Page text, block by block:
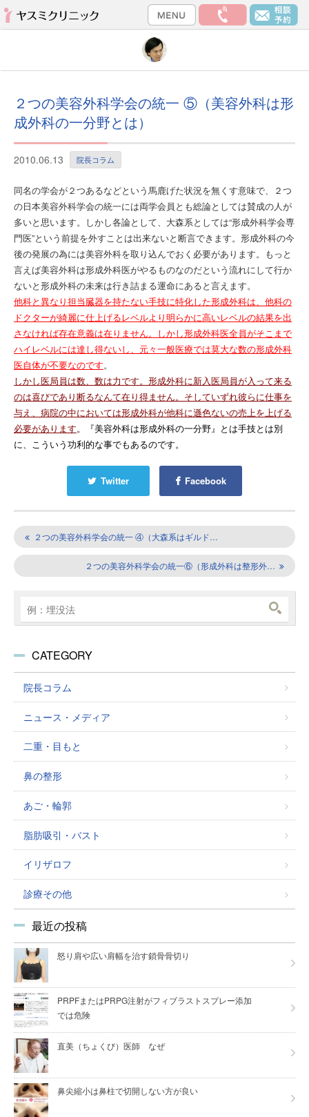
２つの美容外科学会の統一 ⑤（美容外科は形
成外科の一分野とは）
2010.06.13 院長コラム
同名の学会が２つあるなどという馬鹿げた状況を無くす意味で、２つ
の日本美容外科学会の統一には両学会員とも総論としては賛成の人が
多いと思います。しかし各論として、大森系としては“形成外科学会専
門医”という前提を外すことは出来ないと断言できます。形成外科の今
後の発展の為には美容外科を取り込んでおく必要があります。もっと
言えば美容外科は形成外科医がやるものなのだという流れにして行か
ないと形成外科の未来は行き詰まる運命にあると言えます。
他科と異なり担当臓器を持たない手技に特化した形成外科は、他科の
ドクターが綺麗に仕上げるレベルより明らかに高いレベルの結果を出
さなければ存在意義は在りません。しかし形成外科医全員がそこまで
ハイレベルには達し得ないし、元々一般医療では莫大な数の形成外科
医自体が不要なのです。
しかし医局員は数、数は力です。形成外科に新入医局員が入って来る
のは喜びであり断るなんて在り得ません。そしていずれ彼らに仕事を
与え、病院の中においては形成外科が他科に遜色ないの売上を上げる
必要があります。『美容外科は形成外科の一分野』とは手技とは別
に、こういう功利的な事でもあるのです。
Twitter Facebook
２つの美容外科学会の統一 ④（大森系はギルド…
２つの美容外科学会の統一⑥（形成外科は整形外…
CATEGORY
院長コラム
ニュース・メディア
二重・目もと
鼻の整形
あご・輪郭
脂肪吸引・バスト
イリザロフ
診療その他
最近の投稿
怒り肩や広い肩幅を治す鎖骨骨切り
PRPFまたはPRPG注射がフィブラストスプレー添加
では危険
直美（ちょくび）医師 なぜ
鼻尖縮小は鼻柱で切開しない方が良い